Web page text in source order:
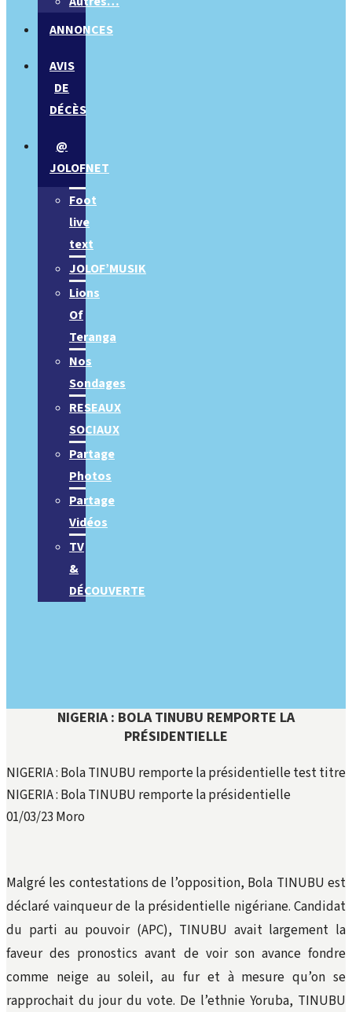
ANNONCES
AVIS
DE
DÉCÈS
@
JOLOFNET
Foot
live
text
JOLOF’MUSIK
Lions
Of
Teranga
Nos
Sondages
RESEAUX
SOCIAUX
Partage
Photos
Partage
Vidéos
TV
&
DÉCOUVERTE
NIGERIA : BOLA TINUBU REMPORTE LA
PRÉSIDENTIELLE
NIGERIA : Bola TINUBU remporte la présidentielle test titre
NIGERIA : Bola TINUBU remporte la présidentielle
01/03/23 Moro
Malgré les contestations de l’opposition, Bola TINUBU est
déclaré vainqueur de la présidentielle nigériane. Candidat
du parti au pouvoir (APC), TINUBU avait largement la
faveur des pronostics avant de voir son avance fondre
comme neige au soleil, au fur et à mesure qu’on se
rapprochait du jour du vote. De l’ethnie Yoruba, TINUBU